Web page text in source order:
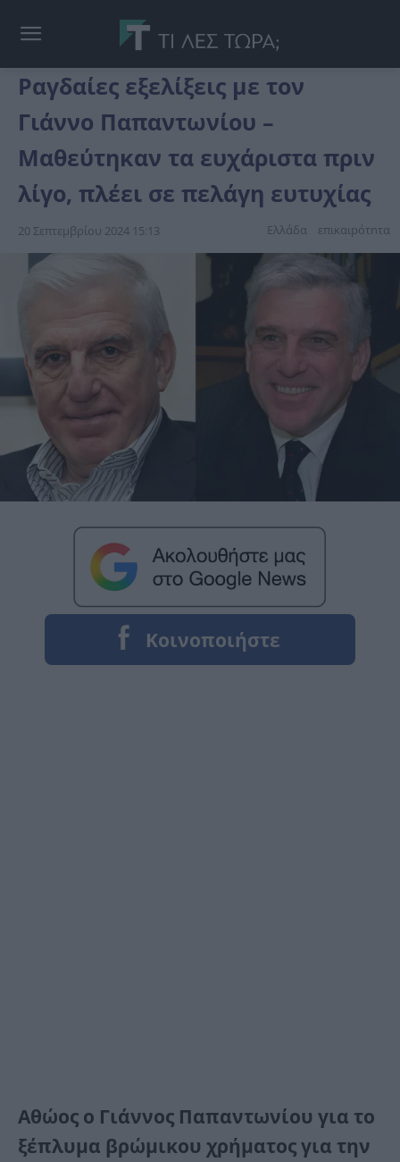
Ραγδαίες εξελίξεις με τον
Γιάννο Παπαντωνίου –
Μαθεύτηκαν τα ευχάριστα πριν
λίγο, πλέει σε πελάγη ευτυχίας
20 Σεπτεμβρίου 2024 15:13 Ελλάδα επικαιpότnτα
Αθώος ο Γιάννος Παπαντωνίου για το
ξέπλυμα βρώμικου χρήματος για την